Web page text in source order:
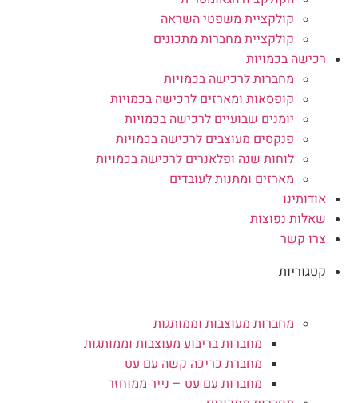
קולקציית משפטי השראה
קולקציית מחברות מתכונים
רכישה בכמויות
מחברות לרכישה בכמויות
קופסאות ומארזים לרכישה בכמויות
יומנים שבועיים לרכישה בכמויות
פנקסים מעוצבים לרכישה בכמויות
לוחות שנה ופלאנרים לרכישה בכמויות
מארזים ומתנות לעובדים
אודותינו
שאלות נפוצות
צרו קשר
קטגוריות
מחברות מעוצבות וממותגות
מחברות בריבוע מעוצבות וממותגות
מחברת כריכה קשה עם עט
מחברות עם עט – נייר ממוחזר